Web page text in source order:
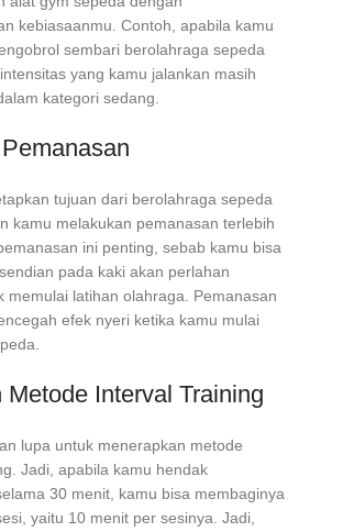
kebiasaanmu. Contoh, apabila kamu
sembari berolahraga sepeda
yang kamu jalankan masih
kategori sedang.
tujuan dari berolahraga sepeda
kamu melakukan pemanasan terlebih
ini penting, sebab kamu bisa
pada kaki akan perlahan
memulai latihan olahraga. Pemanasan
efek nyeri ketika kamu mulai
Metode Interval Training
lupa untuk menerapkan metode
Jadi, apabila kamu hendak
30 menit, kamu bisa membaginya
yaitu 10 menit per sesinya. Jadi,